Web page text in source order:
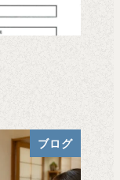
ブログ